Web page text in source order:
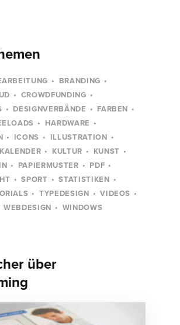
BRANDING
CROWDFUNDING
DESIGNVERBÄNDE
FARBEN
HARDWARE
ICONS
ILLUSTRATION
KALENDER KULTUR
KUNST
PAPIERMUSTER
PDF
SPORT
STATISTIKEN
TYPEDESIGN
VIDEOS
WEBDESIGN WINDOWS
über